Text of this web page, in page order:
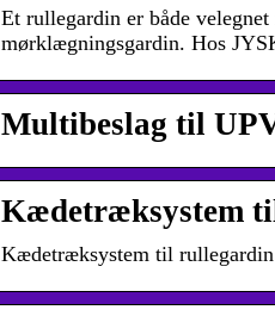
Et rullegardin er både
mørklægningsgardin. Hos
Multibeslag til
Kædetræksystem
Kædetræksystem til